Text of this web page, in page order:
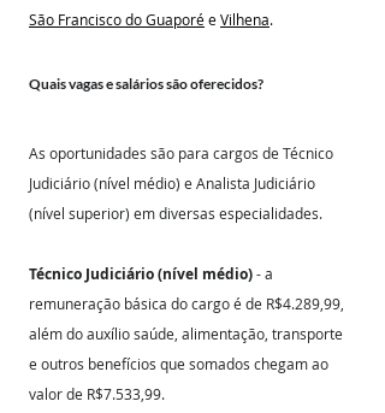
São Francisco do Guaporé e Vilhena.
Quais vagas e salários são oferecidos?
As oportunidades são para cargos de Técnico
Judiciário (nível médio) e Analista Judiciário
(nível superior) em diversas especialidades.
Técnico Judiciário (nível médio) - a
remuneração básica do cargo é de R$4.289,99,
além do auxílio saúde, alimentação, transporte
e outros benefícios que somados chegam ao
valor de R$7.533,99.